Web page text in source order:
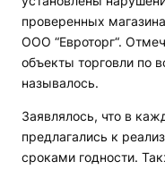
проверенных
ООО “Евроторг“.
объекты торговли по
называлось.
Заявлялось, что в
предлагались к
сроками годности.